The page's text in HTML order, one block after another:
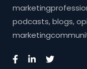
podcasts, blogs,